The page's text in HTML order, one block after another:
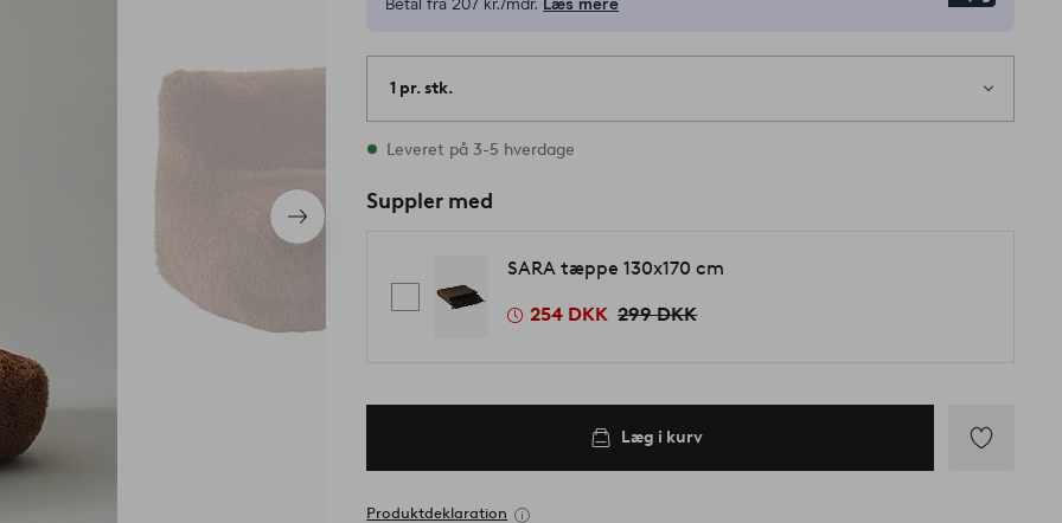
Næste
produkt
Betal fra 207 kr./mdr. Læs mere
1 pr. stk.
På lager
Leveret på 3-5 hverdage
Suppler med
SARA tæppe 130x170 cm
254 DKK 299 DKK
Læg i kurv
Produktdeklaration